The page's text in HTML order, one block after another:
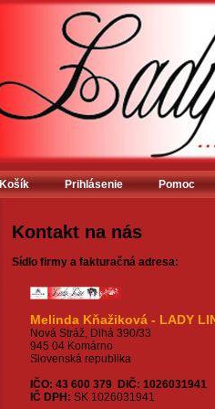
Košík Prihlásenie Pomoc
Kontakt na nás
Sídlo firmy a fakturačná adresa:
Melinda Kňažiková - LADY
Nová Stráž, Dlhá 390/33
945 04 Komárno
Slovenská republika
IČO: 43 600 379 DIČ: 1026031941
IČ DPH: SK 1026031941